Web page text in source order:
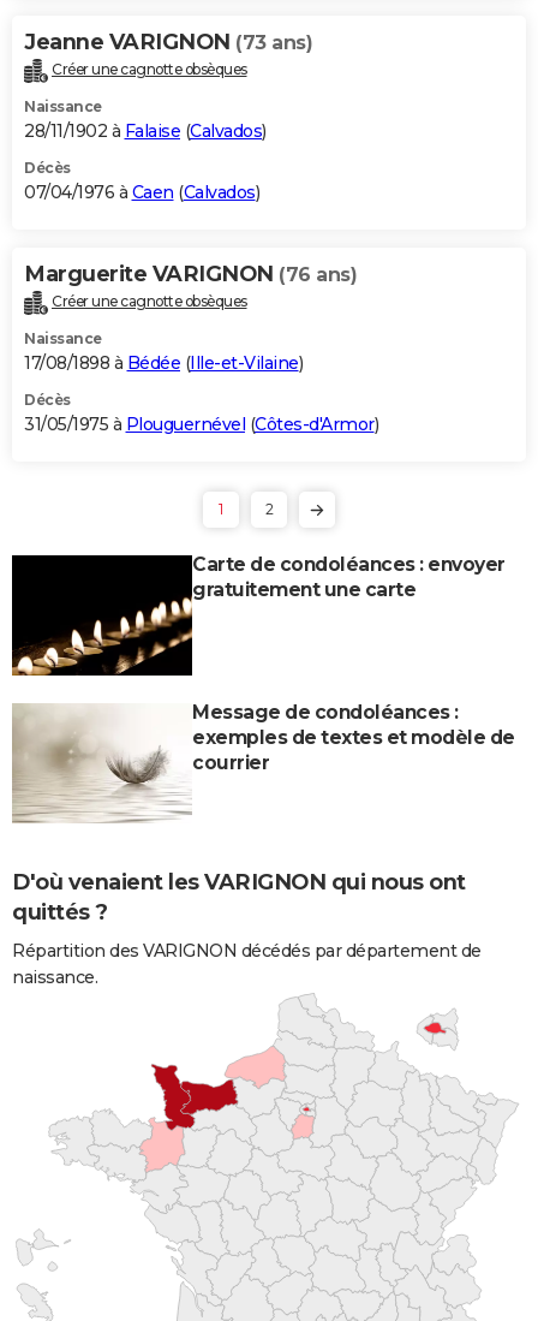
Jeanne VARIGNON (73 ans)
Créer une cagnotte obsèques
Naissance
28/11/1902 à Falaise (Calvados)
Décès
07/04/1976 à Caen (Calvados)
Marguerite VARIGNON (76 ans)
Créer une cagnotte obsèques
Naissance
17/08/1898 à Bédée (Ille-et-Vilaine)
Décès
31/05/1975 à Plouguernével (Côtes-d'Armor)
1 2
Carte de condoléances : envoyer
gratuitement une carte
Message de condoléances :
exemples de textes et modèle de
courrier
D'où venaient les VARIGNON qui nous ont
quittés ?
Répartition des VARIGNON décédés par département de
naissance.